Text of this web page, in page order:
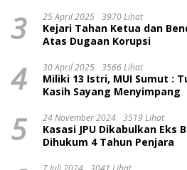
3 25 April 2025 3970 Lihat
Kejari Tahan Ketua dan
Atas Dugaan Korupsi
4 30 April 2025 3566 Lihat
Miliki 13 Istri, MUI Sumut :
Kasih Sayang Menyimpang
5 24 November 2024 3519 Lihat
Kasasi JPU Dikabulkan Eks
Dihukum 4 Tahun Penjara